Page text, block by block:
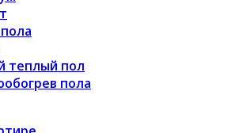
теплый пол
пола